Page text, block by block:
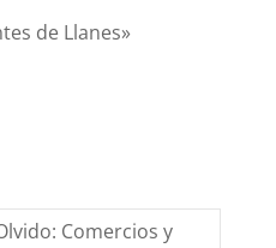
de Llanes»
Comercios y